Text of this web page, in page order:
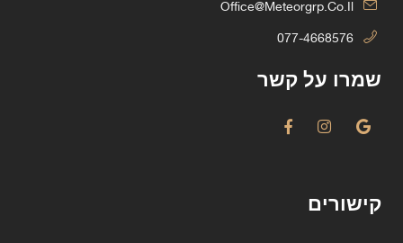
Office@meteorgrp.co.il
077-4668576
שמרו על קשר
קישורים